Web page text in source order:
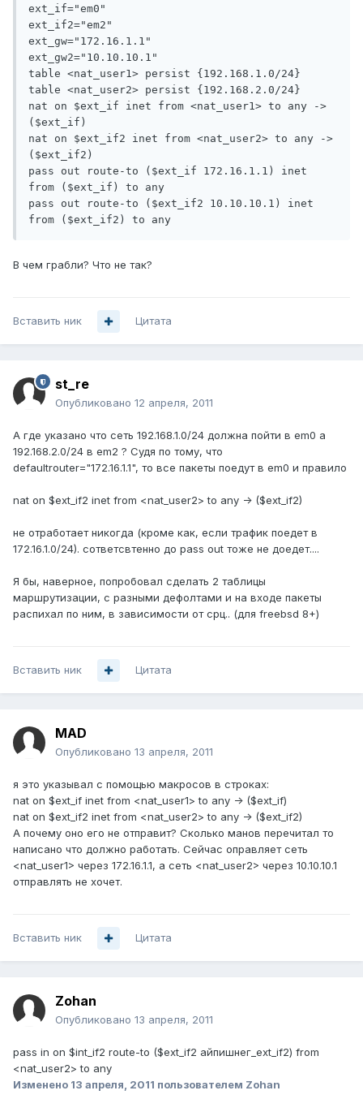
ext_if="em0"
ext_if2="em2"
ext_gw="172.16.1.1"
ext_gw2="10.10.10.1"
table <nat_user1> persist {192.168.1.0/24}
table <nat_user2> persist {192.168.2.0/24}
nat on $ext_if inet from <nat_user1> to any ->
($ext_if)
nat on $ext_if2 inet from <nat_user2> to any ->
($ext_if2)
pass out route-to ($ext_if 172.16.1.1) inet
from ($ext_if) to any
pass out route-to ($ext_if2 10.10.10.1) inet
В чем грабли? Что не так?
Вставить ник Цитата
st_re
Опубликовано 12 апреля, 2011
А где указано что сеть 192.168.1.0/24 должна пойти в em0 а
192.168.2.0/24 в em2 ? Судя по тому, что
defaultrouter="172.16.1.1", то все пакеты поедут в em0 и правило
nat on $ext_if2 inet from <nat_user2> to any -> ($ext_if2)
не отработает никогда (кроме как, если трафик поедет в
172.16.1.0/24). сответсвтенно до pass out тоже не доедет....
Я бы, наверное, попробовал сделать 2 таблицы
маршрутизации, с разными дефолтами и на входе пакеты
распихал по ним, в зависимости от срц.. (для freebsd 8+)
Вставить ник Цитата
MAD
Опубликовано 13 апреля, 2011
я это указывал с помощью макросов в строках:
nat on $ext_if inet from <nat_user1> to any -> ($ext_if)
nat on $ext_if2 inet from <nat_user2> to any -> ($ext_if2)
А почему оно его не отправит? Сколько манов перечитал то
написано что должно работать. Сейчас оправляет сеть
<nat_user1> через 172.16.1.1, а сеть <nat_user2> через 10.10.10.1
отправлять не хочет.
Вставить ник Цитата
Zohan
Опубликовано 13 апреля, 2011
pass in on $int_if2 route-to ($ext_if2 айпишнег_ext_if2) from
<nat_user2> to any
Изменено 13 апреля, 2011 пользователем Zohan